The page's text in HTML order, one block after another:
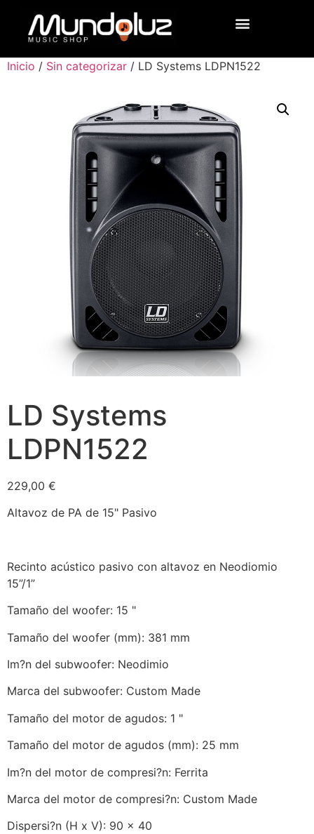
Inicio / Sin categorizar / LD Systems LDPN1522
LD Systems
LDPN1522
229,00 €
Altavoz de PA de 15" Pasivo
Recinto acústico pasivo con altavoz en Neodiomio
15”/1”
Tamaño del woofer: 15 "
Tamaño del woofer (mm): 381 mm
Im?n del subwoofer: Neodimio
Marca del subwoofer: Custom Made
Tamaño del motor de agudos: 1 "
Tamaño del motor de agudos (mm): 25 mm
Im?n del motor de compresi?n: Ferrita
Marca del motor de compresi?n: Custom Made
Dispersi?n (H x V): 90 x 40